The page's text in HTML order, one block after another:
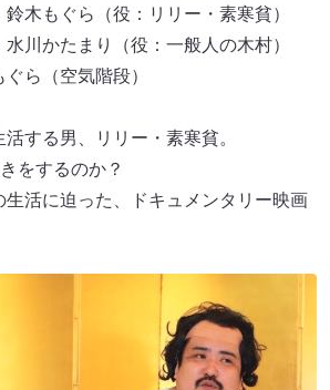
鈴木もぐら（役：リリー・素寒貧）
水川かたまり（役：一般人の木村）
ぐら（空気階段）
する男、リリー・素寒貧。
をするのか？
生活に迫った、ドキュメンタリー映画